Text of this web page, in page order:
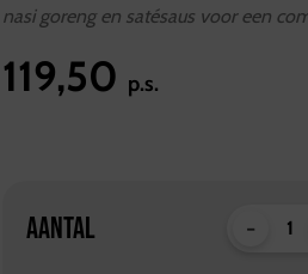
nasi goreng en satésaus voor een
119,50 p.s.
AANTAL -